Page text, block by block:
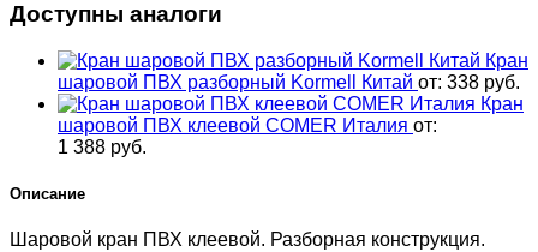
90
мм
DN80
клеевой
FIP
Италия
Доступны аналоги
Кран
шаровой ПВХ разборный Kormell Китай от: 338 руб.
Кран
шаровой ПВХ клеевой COMER Италия от:
1 388 руб.
Описание
Шаровой кран ПВХ клеевой. Разборная конструкция.